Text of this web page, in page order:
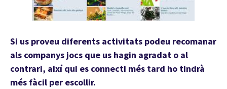
Si us proveu diferents activitats podeu recomanar
als companys jocs que us hagin agradat o al
contrari, així qui es connecti més tard ho tindrà
més fàcil per escollir.